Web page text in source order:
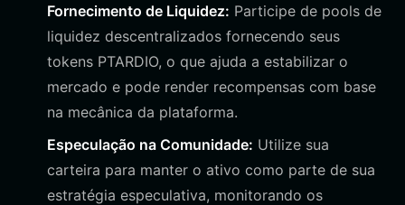
Fornecimento de Liquidez: Participe de pools de
liquidez descentralizados fornecendo seus
tokens PTARDIO, o que ajuda a estabilizar o
mercado e pode render recompensas com base
na mecânica da plataforma.
Especulação na Comunidade: Utilize sua
carteira para manter o ativo como parte de sua
estratégia especulativa, monitorando os